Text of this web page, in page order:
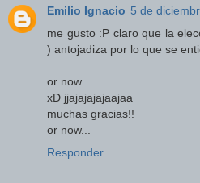
Emilio Ignacio 5 de
me gusto :P claro que la
) antojadiza por lo que se
or now...
xD jjajajajajaajaa
muchas gracias!!
or now...
Responder